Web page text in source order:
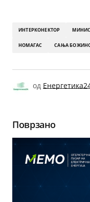
ИНТЕРКОНЕКТОР
НОМАГАС САЊА
од
Поврзано